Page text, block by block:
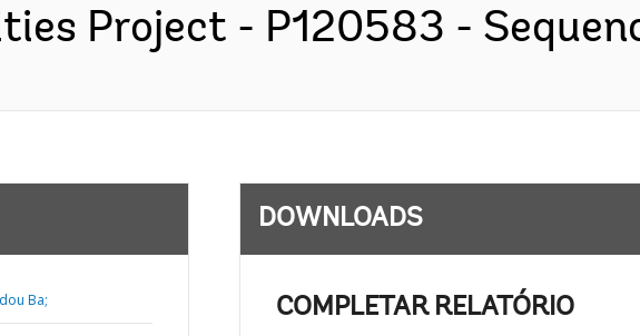
Project - P120583 -
Ba;
DOWNLOADS
COMPLETAR RELATÓRIO